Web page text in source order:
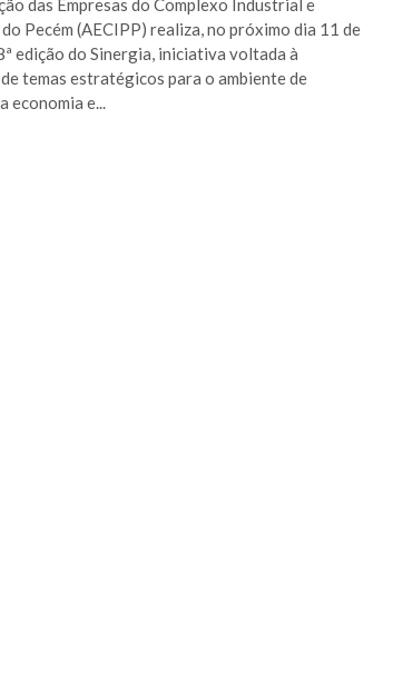
das Empresas do Complexo Industrial e
Pecém (AECIPP) realiza, no próximo dia 11 de
edição do Sinergia, iniciativa voltada à
temas estratégicos para o ambiente de
economia e...